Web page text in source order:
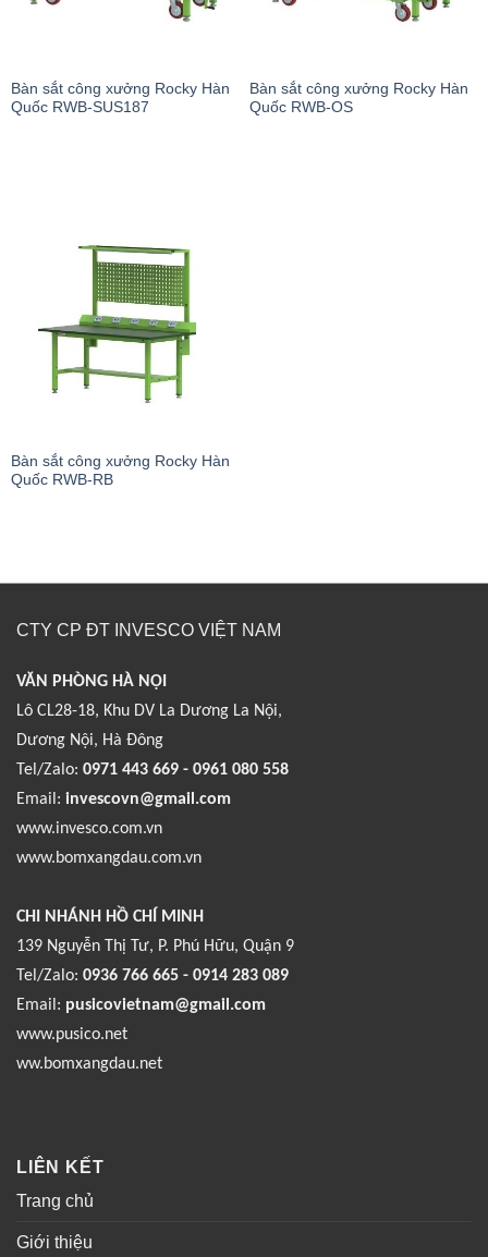
Bàn sắt công xưởng Rocky Hàn
Quốc RWB-SUS187
Bàn sắt công xưởng Rocky Hàn
Quốc RWB-OS
Bàn sắt công xưởng Rocky Hàn
Quốc RWB-RB
CTY CP ĐT INVESCO VIỆT NAM
VĂN PHÒNG HÀ NỘI
Lô CL28-18, Khu DV La Dương La Nội,
Dương Nội, Hà Đông
Tel/Zalo: 0971 443 669 - 0961 080 558
Email: invescovn@gmail.com
www.invesco.com.vn
www.bomxangdau.com.vn
CHI NHÁNH HỒ CHÍ MINH
139 Nguyễn Thị Tư, P. Phú Hữu, Quận 9
Tel/Zalo: 0936 766 665 - 0914 283 089
Email: pusicovietnam@gmail.com
www.pusico.net
ww.bomxangdau.net
LIÊN KẾT
Trang chủ
Giới thiệu